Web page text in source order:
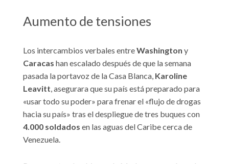
Aumento de tensiones
Los intercambios verbales entreWashington y
Caracas han escalado después de que la semana
pasada la portavoz de la Casa Blanca, Karoline
Leavitt , asegurara que su país está preparado para
«usar todo su poder» para frenar el «flujo de drogas
hacia su país» tras el despliegue de tres buques con
4.000 soldados en las aguas del Caribe cerca de
Venezuela.